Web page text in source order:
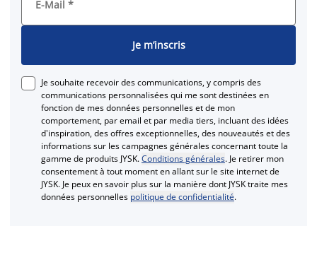
E-Mail *
Je m’inscris
Je souhaite recevoir des communications, y compris des
communications personnalisées qui me sont destinées en
fonction de mes données personnelles et de mon
comportement, par email et par media tiers, incluant des idées
d'inspiration, des offres exceptionnelles, des nouveautés et des
informations sur les campagnes générales concernant toute la
gamme de produits JYSK.Conditions générales. Je retirer mon
consentement à tout moment en allant sur le site internet de
JYSK. Je peux en savoir plus sur la manière dont JYSK traite mes
données personnelles politique de confidentialité.